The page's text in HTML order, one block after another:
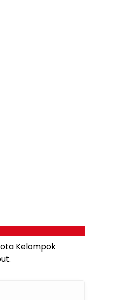
Kelompok